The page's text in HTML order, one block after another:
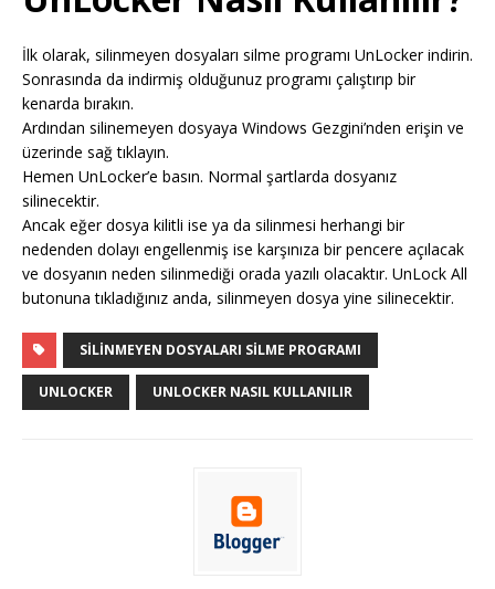
İlk olarak, silinmeyen dosyaları silme programı UnLocker indirin.
Sonrasında da indirmiş olduğunuz programı çalıştırıp bir
kenarda bırakın.
Ardından silinemeyen dosyaya Windows Gezgini’nden erişin ve
üzerinde sağ tıklayın.
Hemen UnLocker’e basın. Normal şartlarda dosyanız
silinecektir.
Ancak eğer dosya kilitli ise ya da silinmesi herhangi bir
nedenden dolayı engellenmiş ise karşınıza bir pencere açılacak
ve dosyanın neden silinmediği orada yazılı olacaktır. UnLock All
butonuna tıkladığınız anda, silinmeyen dosya yine silinecektir.
SILINMEYEN DOSYALARI SILME PROGRAMI
UNLOCKER UNLOCKER NASIL KULLANILIR